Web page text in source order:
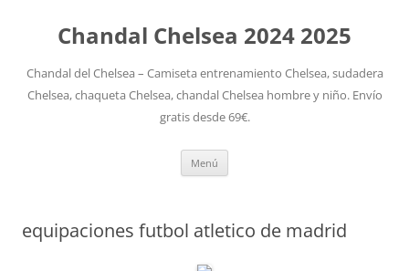
Chandal Chelsea 2024 2025
Chandal del Chelsea – Camiseta entrenamiento Chelsea, sudadera
Chelsea, chaqueta Chelsea, chandal Chelsea hombre y niño. Envío
gratis desde 69€.
Menú
equipaciones futbol atletico de madrid